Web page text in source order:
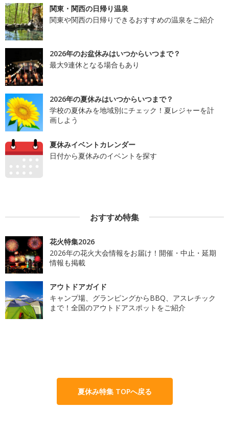
関東・関西の日帰り温泉
関東や関西の日帰りできるおすすめの温泉をご紹介
2026年のお盆休みはいつからいつまで？
最大9連休となる場合もあり
2026年の夏休みはいつからいつまで？
学校の夏休みを地域別にチェック！夏レジャーを計
画しよう
夏休みイベントカレンダー
日付から夏休みのイベントを探す
おすすめ特集
花火特集2026
2026年の花火大会情報をお届け！開催・中止・延期
情報も掲載
アウトドアガイド
キャンプ場、グランピングからBBQ、アスレチック
まで！全国のアウトドアスポットをご紹介
夏休み特集 TOPへ戻る